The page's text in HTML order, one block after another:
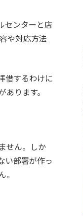
センターと店
や対応方法
借するわけに
ります。
せん。しか
い部署が作っ